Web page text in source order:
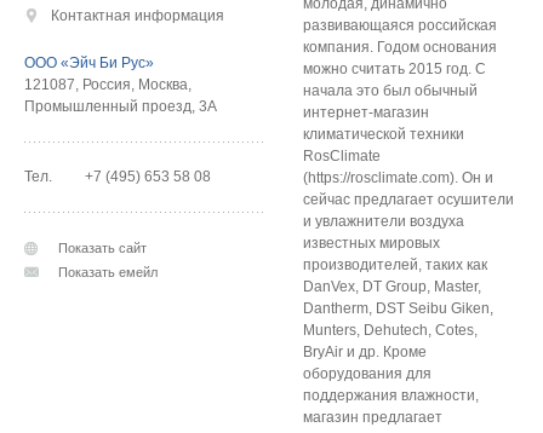
Контактная информация
ООО «Эйч Би Рус»
121087, Россия, Москва,
Промышленный проезд, 3А
Тел. +7 (495) 653 58 08
Показать сайт
Показать емейл
молодая, динамично
развивающаяся российская
компания. Годом основания
можно считать 2015 год. С
начала это был обычный
интернет-магазин
климатической техники
RosClimate
(https://rosclimate.com). Он и
сейчас предлагает осушители
и увлажнители воздуха
известных мировых
производителей, таких как
DanVex, DT Group, Master,
Dantherm, DST Seibu Giken,
Munters, Dehutech, Cotes,
BryAir и др. Кроме
оборудования для
поддержания влажности,
магазин предлагает